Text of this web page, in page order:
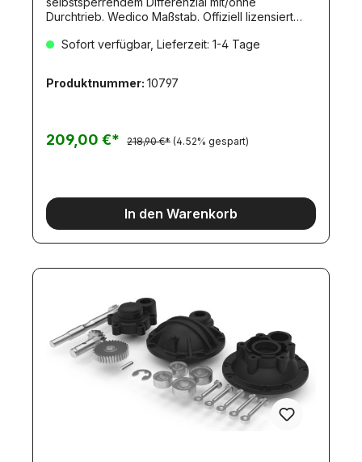
Durchtrieb. Wedico Maßstab. Offiziell lizensiert
Antriebskonzept für Trucks im Wedico-Maßstab
selbstsperrenden Achsen um. Die Komponenten
werden. Ein großer Vorteil dieser Achsen ist, es
wird kein weiterer Platz für ein Schaltservo
Antriebsachse ist permanent gesperrt und macht
bei einer Kurvefahrt auf. Offiziell lizensiert durch
Gehäusedeckel im Lieferumfang enthalten. Bei
einem Traktionsverlust sperrt das Differenzial
selbstständig/automatisch und generiert 100%
Traktion. Ein großer Vorteil dieser Antriebsachse
ist, dass KEINE Schaltservos, Bowdenzüge und
Anlenkungen für die Differenzialsperren benötigt
werden, dies kommt auch der Übersichtlichkeit
und dem Platzangebot im Fahrgestell zugute. Die
Achskomponenten sind in einem hochbelastbaren
Sofort verfügbar, Lieferzeit: 1-4 Tage
Produktnummer: 10797
209,00 €* 218,90 €* (4.52% gespart)
In den Warenkorb